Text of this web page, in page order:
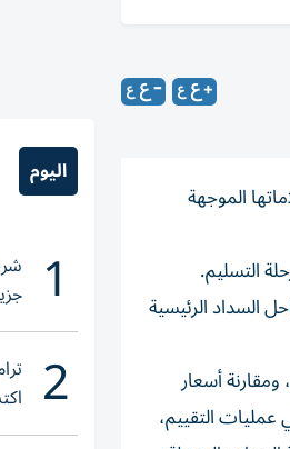
الموجهة
التسليم.
السداد الرئيسية
أسعار
التقييم،
اليوم
1
2